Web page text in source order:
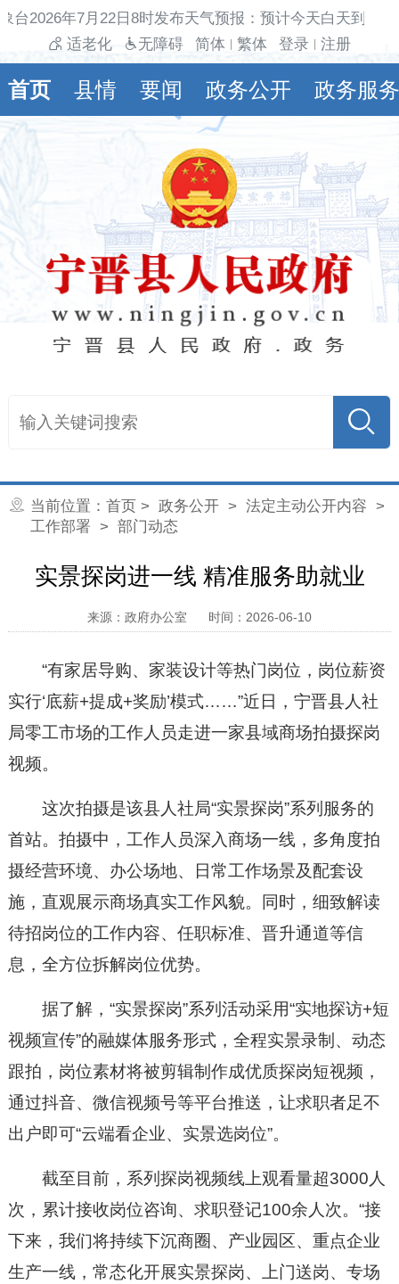
台2026年7月22日8时发布天气预报：预计今天白天到夜
适老化
无障碍 简体 繁体 登录 注册
首页 县情 要闻 政务公开 政务服务
当前位置： 首页 > 政务公开> 法定主动公开内容 >
工作部署 > 部门动态
实景探岗进一线 精准服务助就业
来源：政府办公室 时间：2026-06-10
“有家居导购、家装设计等热门岗位，岗位薪资
实行‘底薪+提成+奖励’模式……”近日，宁晋县人社
局零工市场的工作人员走进一家县域商场拍摄探岗
视频。
这次拍摄是该县人社局“实景探岗”系列服务的
首站。拍摄中，工作人员深入商场一线，多角度拍
摄经营环境、办公场地、日常工作场景及配套设
施，直观展示商场真实工作风貌。同时，细致解读
待招岗位的工作内容、任职标准、晋升通道等信
息，全方位拆解岗位优势。
据了解，“实景探岗”系列活动采用“实地探访+短
视频宣传”的融媒体服务形式，全程实景录制、动态
跟拍，岗位素材将被剪辑制作成优质探岗短视频，
通过抖音、微信视频号等平台推送，让求职者足不
出户即可“云端看企业、实景选岗位”。
截至目前，系列探岗视频线上观看量超3000人
次，累计接收岗位咨询、求职登记100余人次。“接
下来，我们将持续下沉商圈、产业园区、重点企业
生产一线，常态化开展实景探岗、上门送岗、专场